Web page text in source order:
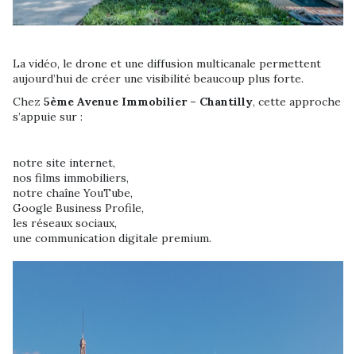
La vidéo, le drone et une diffusion multicanale permettent
aujourd’hui de créer une visibilité beaucoup plus forte.
Chez 5ème Avenue Immobilier – Chantilly, cette approche
s’appuie sur :
notre site internet,
nos films immobiliers,
notre chaîne YouTube,
Google Business Profile,
les réseaux sociaux,
une communication digitale premium.